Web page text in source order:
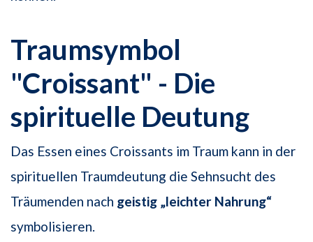
Traumsymbol
"Croissant" - Die
spirituelle Deutung
Das Essen eines Croissants im Traum kann in der
spirituellen Traumdeutung die Sehnsucht des
Träumenden nach geistig „leichter Nahrung“
symbolisieren.